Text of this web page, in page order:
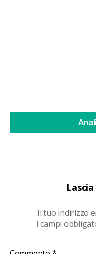
Il tuo indirizzo
I campi